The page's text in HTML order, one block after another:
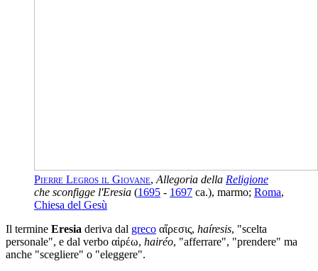
Pierre Legros il Giovane, Allegoria della Religione
che sconfigge l'Eresia (1695 - 1697 ca.), marmo; Roma,
Chiesa del Gesù
Il termine Eresia deriva dal greco αἵρεσις, haíresis, "scelta
personale", e dal verbo αἱρέω, hairéo, "afferrare", "prendere" ma
anche "scegliere" o "eleggere".